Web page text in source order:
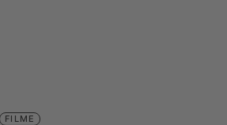
FILME